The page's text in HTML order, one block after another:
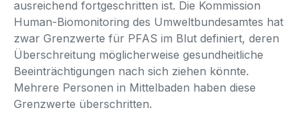
ausreichend fortgeschritten ist. Die Kommission
Human-Biomonitoring des Umweltbundesamtes hat
zwar Grenzwerte für PFAS im Blut definiert, deren
Überschreitung möglicherweise gesundheitliche
Beeinträchtigungen nach sich ziehen könnte.
Mehrere Personen in Mittelbaden haben diese
Grenzwerte überschritten.